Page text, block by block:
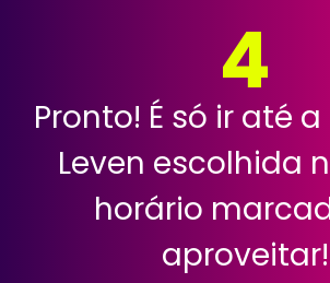
4
Pronto! É só ir até
Leven escolhida
horário
aproveitar!